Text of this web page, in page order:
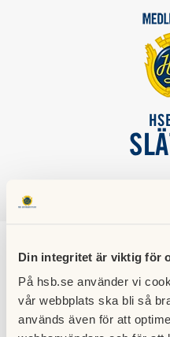
Din integritet är viktig för
På hsb.se använder vi
vår webbplats ska bli så
används även för att
nyhet
02 november 2023